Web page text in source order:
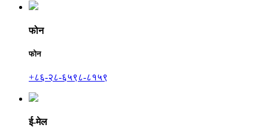
फोन
फोन
+८६-२८-६५९८-८१५९
ई-मेल